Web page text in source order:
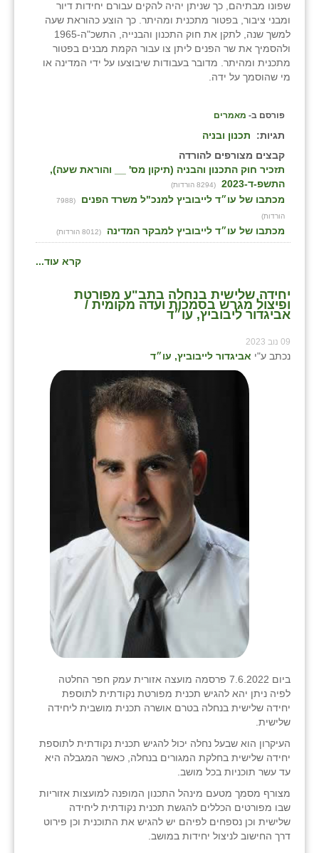
שפונו מבתיהם, כך שניתן יהיה להקים עבורם יחידות דיור
ומבני ציבור, בפטור מתכנית ומהיתר. כך הוצע כהוראת שעה
למשך שנה, לתקן את חוק התכנון והבנייה, התשכ"ה-1965
ולהסמיך את שר הפנים ליתן צו עבור הקמת מבנים בפטור
מתכנית ומהיתר. מדובר בעבודות שיבוצעו על ידי המדינה או
מי שהוסמך על ידה.
פורסם ב- מאמרים
תגיות:
תכנון ובניה
קבצים מצורפים להורדה
תזכיר חוק התכנון והבניה (תיקון מס' __ והוראת שעה),
התשפ-ד-2023
(8294 הורדות)
מכתבו של עו״ד לייבוביץ למנכ"ל משרד הפנים
(7988
הורדות)
מכתבו של עו״ד לייבוביץ למבקר המדינה (8012 הורדות)
קרא עוד...
יחידה שלישית בנחלה בתב"ע מפורטת
ופיצול מגרש בסמכות ועדה מקומית /
אביגדור ליבוביץ, עו״ד
09 נוב 2023
נכתב ע"י אביגדור לייבוביץ, עו״ד
ביום 7.6.2022 פרסמה מועצה אזורית עמק חפר החלטה
לפיה ניתן יהא להגיש תכנית מפורטת נקודתית לתוספת
יחידה שלישית בנחלה בטרם אושרה תכנית מושבית ליחידה
שלישית.
העיקרון הוא שבעל נחלה יכול להגיש תכנית נקודתית לתוספת
יחידה שלישית בחלקת המגורים בנחלה, כאשר המגבלה היא
עד עשר תוכניות בכל מושב.
מצורף מסמך מטעם מינהל התכנון המופנה למועצות אזוריות
שבו מפורטים הכללים להגשת תכנית נקודתית ליחידה
שלישית וכן נספחים לפיהם יש להגיש את התוכנית וכן פירוט
דרך החישוב לניצול יחידות במושב.